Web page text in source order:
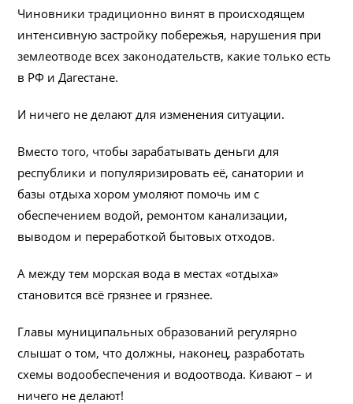
Чиновники традиционно винят в происходящем
интенсивную застройку побережья, нарушения при
землеотводе всех законодательств, какие только есть
в РФ и Дагестане.
И ничего не делают для изменения ситуации.
Вместо того, чтобы зарабатывать деньги для
республики и популяризировать её, санатории и
базы отдыха хором умоляют помочь им с
обеспечением водой, ремонтом канализации,
выводом и переработкой бытовых отходов.
А между тем морская вода в местах «отдыха»
становится всё грязнее и грязнее.
Главы муниципальных образований регулярно
слышат о том, что должны, наконец, разработать
схемы водообеспечения и водоотвода. Кивают – и
ничего не делают!